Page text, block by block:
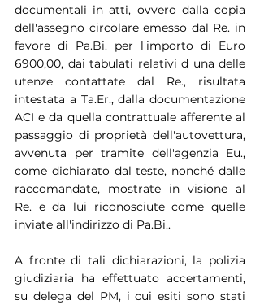
documentali in atti, ovvero dalla copia
dell'assegno circolare emesso dal Re. in
favore di Pa.Bi. per l'importo di Euro
6900,00, dai tabulati relativi d una delle
utenze contattate dal Re., risultata
intestata a Ta.Er., dalla documentazione
ACI e da quella contrattuale afferente al
passaggio di proprietà dell'autovettura,
avvenuta per tramite dell'agenzia Eu.,
come dichiarato dal teste, nonché dalle
raccomandate, mostrate in visione al
Re. e da lui riconosciute come quelle
inviate all'indirizzo di Pa.Bi..
A fronte di tali dichiarazioni, la polizia
giudiziaria ha effettuato accertamenti,
su delega del PM, i cui esiti sono stati